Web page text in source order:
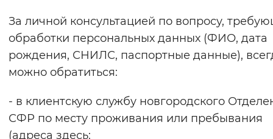
За личной консультацией по вопросу,
обработки персональных данных (ФИО, дата
рождения, СНИЛС, паспортные данные),
можно обратиться:
- в клиентскую службу новгородского
СФР по месту проживания или пребывания
(адреса здесь: